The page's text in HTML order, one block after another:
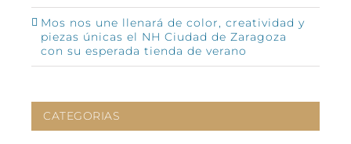
Mos nos une llenará de color, creatividad y
piezas únicas el NH Ciudad de Zaragoza
con su esperada tienda de verano
CATEGORIAS